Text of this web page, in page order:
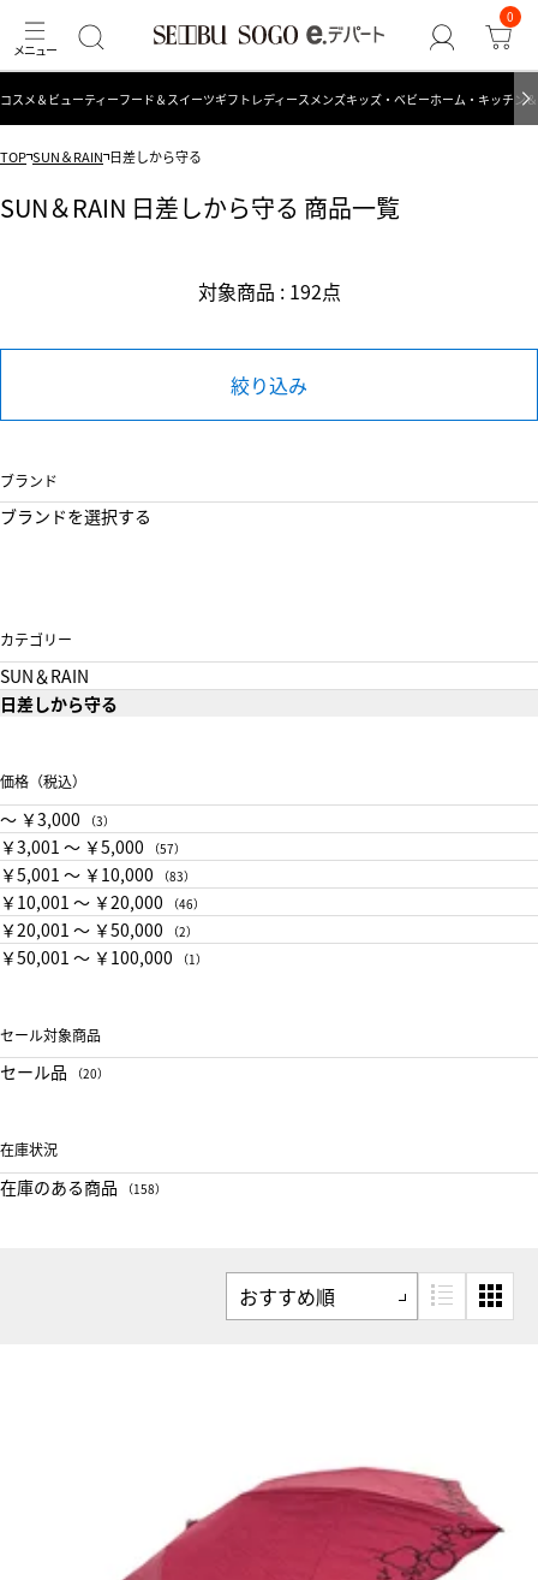
0
コスメ＆ビューティーフード＆スイーツギフト レディース メンズキッズ・ベビーホーム・キッチン
TOP SUN＆RAIN 日差しから守る
SUN＆RAIN 日差しから守る 商品一覧
対象商品 : 192点
絞り込み
ブランド
ブランドを選択する
カテゴリー
SUN＆RAIN
日差しから守る
価格（税込）
〜 ￥3,000 （3）
￥3,001 〜 ￥5,000 （57）
￥5,001 〜 ￥10,000 （83）
￥10,001 〜 ￥20,000 （46）
￥20,001 〜 ￥50,000 （2）
￥50,001 〜 ￥100,000 （1）
セール対象商品
セール品 （20）
在庫状況
在庫のある商品 （158）